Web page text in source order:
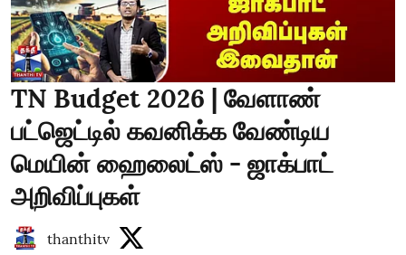
TN Budget 2026 | வேளாண்
பட்ஜெட்டில் கவனிக்க வேண்டிய
மெயின் ஹைலைட்ஸ் - ஜாக்பாட்
அறிவிப்புகள்
thanthitv